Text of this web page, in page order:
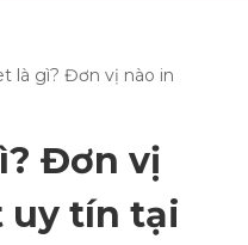
là gì? Đơn vị nào in
Đơn vị
uy tín tại